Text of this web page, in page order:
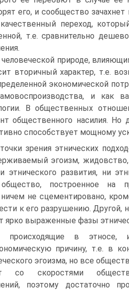
его, и сообщество
переход,
т.е. сравнительно
природе,
вторичный характер, т.е.
экономической
и как
В общественных
общественного насилия. Но
способствует мощному
зрения этнических
эгоизм,
развития, ни
построенное на
ничем не сцементировано,
к его разрушению. Другой,
ярко выраженные фазы
в этносе,
причину, т.е. в
эгоизма, но все
со скоростями
поэтому достаточно